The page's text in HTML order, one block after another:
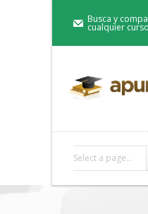
Busca y
cualquier
Select a page...